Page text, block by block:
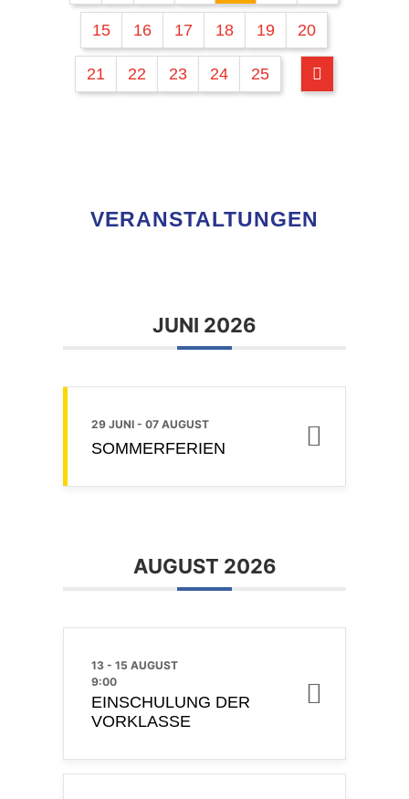
15 16 17 18 19 20
21 22 23 24 25
VERANSTALTUNGEN
JUNI 2026
29 JUNI - 07 AUGUST
SOMMERFERIEN
AUGUST 2026
13 - 15 AUGUST
9:00
EINSCHULUNG DER
VORKLASSE